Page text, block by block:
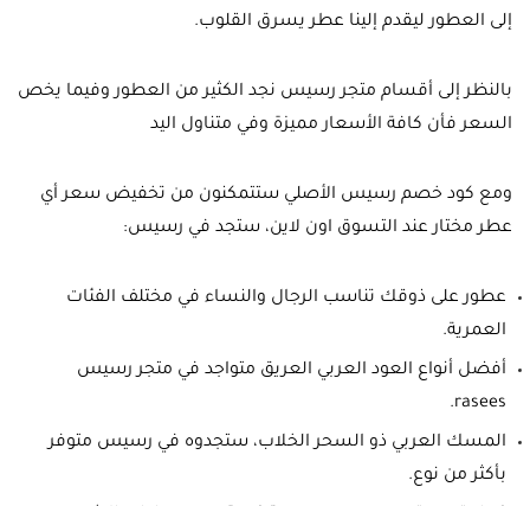
إلى العطور ليقدم إلينا عطر يسرق القلوب.
بالنظر إلى أقسام متجر رسيس نجد الكثير من العطور وفيما يخص
السعر فأن كافة الأسعار مميزة وفي متناول اليد
ومع كود خصم رسيس الأصلي ستتمكنون من تخفيض سعر أي
عطر مختار عند التسوق اون لاين، ستجد في رسيس:
عطور على ذوقك تناسب الرجال والنساء في مختلف الفئات
العمرية.
أفضل أنواع العود العربي العريق متواجد في متجر رسيس
rasees.
المسك العربي ذو السحر الخلاب، ستجدوه في رسيس متوفر
بأكثر من نوع.